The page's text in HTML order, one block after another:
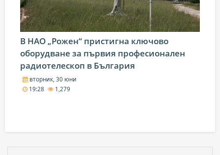
В НАО „Рожен“ пристигна ключово
оборудване за първия професионален
радиотелескоп в България
вторник, 30 юни
19:28
1,279